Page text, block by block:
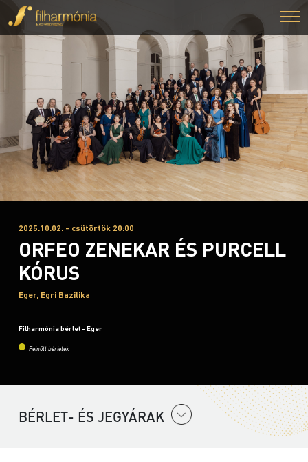
2025.10.02. - csütörtök 20:00
ORFEO ZENEKAR ÉS PURCELL
KÓRUS
Eger, Egri Bazilika
Filharmónia bérlet - Eger
Felnőtt bérletek
BÉRLET- ÉS JEGYÁRAK